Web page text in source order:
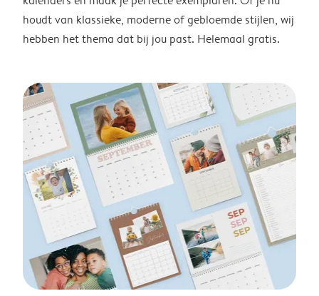
houdt van klassieke, moderne of gebloemde stijlen, wij
hebben het thema dat bij jou past. Helemaal gratis.